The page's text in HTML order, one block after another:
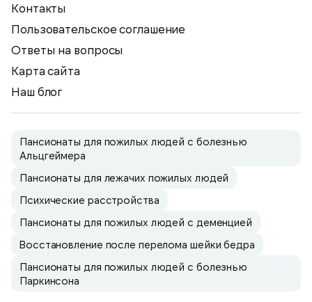
Контакты
Пользовательское соглашение
Ответы на вопросы
Карта сайта
Наш блог
Пансионаты для пожилых людей с болезнью
Альцгеймера
Пансионаты для лежачих пожилых людей
Психические расстройства
Пансионаты для пожилых людей с деменцией
Восстановление после перелома шейки бедра
Пансионаты для пожилых людей с болезнью
Паркинсона